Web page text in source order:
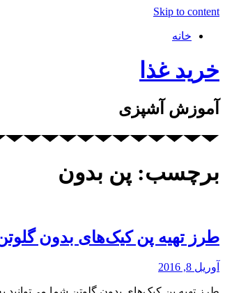
Skip to content
خانه
خرید غذا
آموزش آشپزی
برچسب: پن بدون
طرز تهیه پن کیک‌های بدون
آوریل 8, 2016